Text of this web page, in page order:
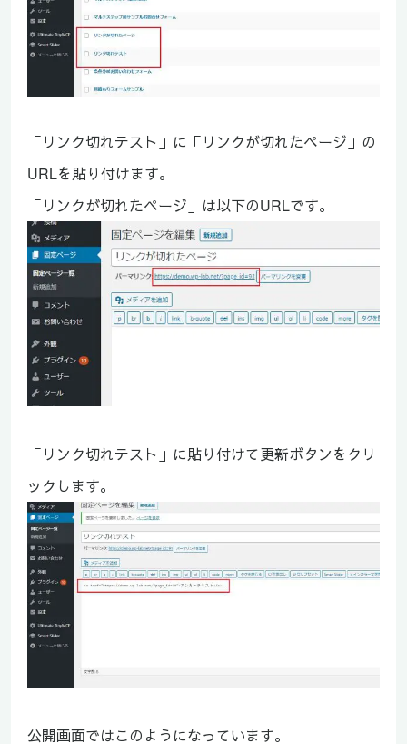
「リンク切れテスト」に「リンクが切れたページ」の
URLを貼り付けます。
「リンクが切れたページ」は以下のURLです。
「リンク切れテスト」に貼り付けて更新ボタンをクリ
ックします。
公開画面ではこのようになっています。